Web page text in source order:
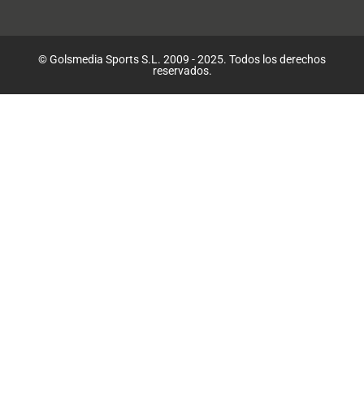
© Golsmedia Sports S.L. 2009 - 2025. Todos los derechos
reservados.